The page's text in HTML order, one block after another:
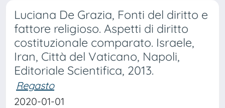
Luciana De Grazia, Fonti del diritto e
fattore religioso. Aspetti di diritto
costituzionale comparato. Israele,
Iran, Città del Vaticano, Napoli,
Editoriale Scientifica, 2013.
Regasto
2020-01-01